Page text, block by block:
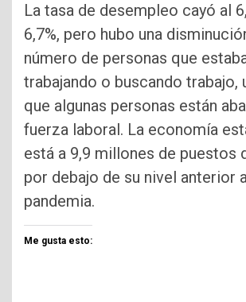
La tasa de desempleo cayó al
6,7%, pero hubo una
número de personas que
trabajando o buscando trabajo,
que algunas personas están
fuerza laboral. La economía
está a 9,9 millones de puestos
por debajo de su nivel anterior
pandemia.
Me gusta esto: